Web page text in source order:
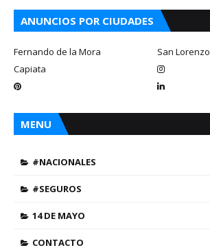
ANUNCIOS POR CIUDADES
Fernando de la Mora
San Lorenzo
Capiata
MENU
#NACIONALES
#SEGUROS
14 DE MAYO
CONTACTO